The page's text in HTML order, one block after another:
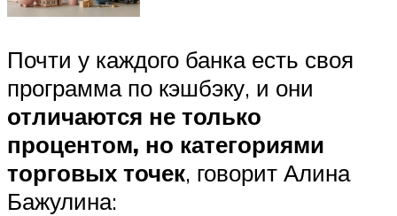
Почти у каждого банка есть своя
программа по кэшбэку, и они
отличаются не только
процентом, но категориями
торговых точек, говорит Алина
Бажулина: